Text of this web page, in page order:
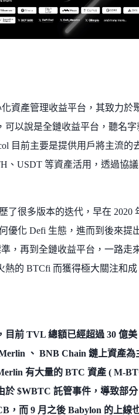
化資產管理收益平台，其致力於
可以說是全鏈收益平台，聽名字
目前主要是提供用戶將主流的
、USDT 等資產活用，透過協
了很多版本的迭代，早在 2020
優化 Defi 生態，進而到後來提
，再到全鏈收益平台，一路走
熱的 BTCfi 而獲得極大關注和成
目前 TVL 總額已經超過 30 億美
、 BNB Chain 鏈上資產為
有大量的 BTC 資產 ( M-
於 $WBTC 託管事件，導致部分
，而 9 月之後 Babylon 的上線